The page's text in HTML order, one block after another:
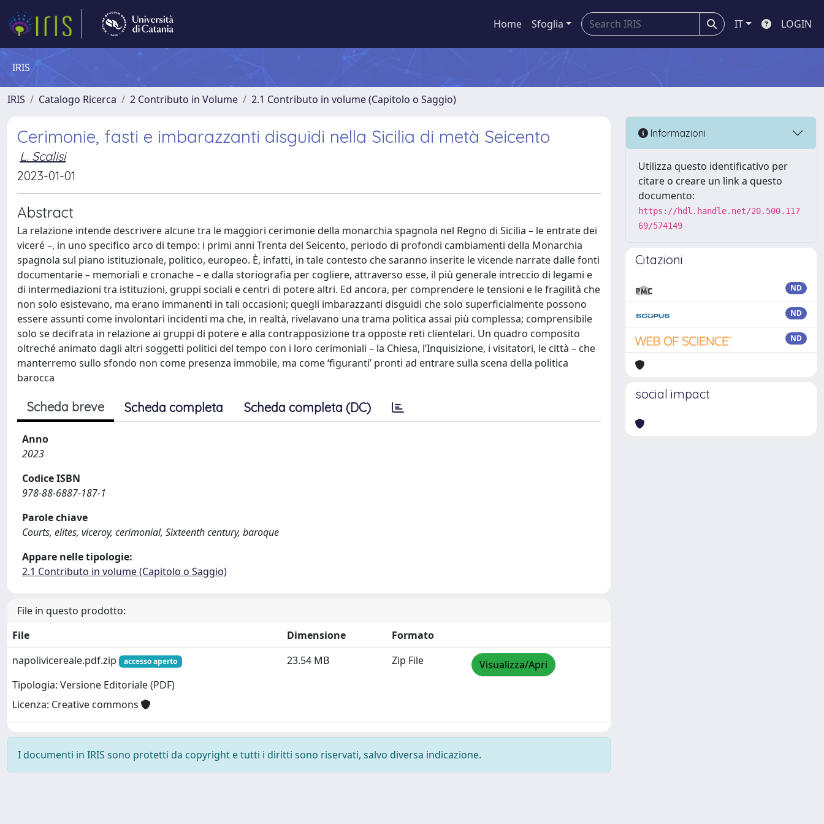
Home Sfoglia IT LOGIN
IRIS
IRIS Catalogo Ricerca 2 Contributo in Volume 2.1 Contributo in volume (Capitolo o Saggio)
Cerimonie, fasti e imbarazzanti disguidi nella Sicilia di metà Seicento
L. Scalisi
2023-01-01
Abstract
La relazione intende descrivere alcune tra le maggiori cerimonie della monarchia spagnola nel Regno di Sicilia – le entrate dei
viceré –, in uno specifico arco di tempo: i primi anni Trenta del Seicento, periodo di profondi cambiamenti della Monarchia
spagnola sul piano istituzionale, politico, europeo. È, infatti, in tale contesto che saranno inserite le vicende narrate dalle fonti
documentarie – memoriali e cronache – e dalla storiografia per cogliere, attraverso esse, il più generale intreccio di legami e
di intermediazioni tra istituzioni, gruppi sociali e centri di potere altri. Ed ancora, per comprendere le tensioni e le fragilità che
non solo esistevano, ma erano immanenti in tali occasioni; quegli imbarazzanti disguidi che solo superficialmente possono
essere assunti come involontari incidenti ma che, in realtà, rivelavano una trama politica assai più complessa; comprensibile
solo se decifrata in relazione ai gruppi di potere e alla contrapposizione tra opposte reti clientelari. Un quadro composito
oltreché animato dagli altri soggetti politici del tempo con i loro cerimoniali – la Chiesa, l’Inquisizione, i visitatori, le città – che
manterremo sullo sfondo non come presenza immobile, ma come ‘figuranti’ pronti ad entrare sulla scena della politica
barocca
Scheda breve Scheda completa Scheda completa (DC)
Anno
2023
Codice ISBN
978-88-6887-187-1
Parole chiave
Courts, elites, viceroy, cerimonial, Sixteenth century, baroque
Appare nelle tipologie:
2.1 Contributo in volume (Capitolo o Saggio)
File in questo prodotto:
File
Dimensione
Formato
napolivicereale.pdf.zip
accesso aperto
Tipologia: Versione Editoriale (PDF)
Licenza: Creative commons
23.54 MB Zip File Visualizza/Apri
I documenti in IRIS sono protetti da copyright e tutti i diritti sono riservati, salvo diversa indicazione.
Informazioni
Utilizza questo identificativo per
citare o creare un link a questo
documento:
https://hdl.handle.net/20.500.117
69/574149
Citazioni
ND
ND
ND
social impact